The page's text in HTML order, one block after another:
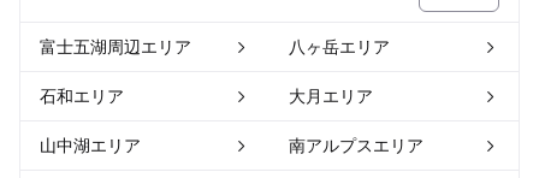
富士五湖周辺エリア 八ヶ岳エリア
石和エリア 大月エリア
山中湖エリア 南アルプスエリア